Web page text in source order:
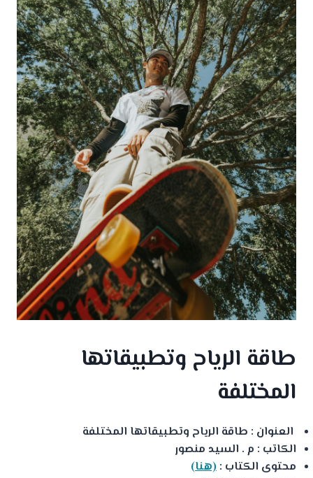
طاقة الرياح وتطبيقاتها
المختلفة
العنوان : طاقة الرياح وتطبيقاتها المختلفة
الكاتب : م . السيد منصور
محتوى الكتاب : (هنا)